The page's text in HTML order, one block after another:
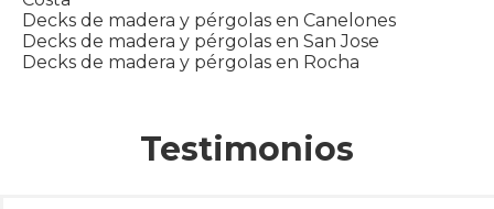
Decks de madera y pérgolas en Canelones
Decks de madera y pérgolas en San Jose
Decks de madera y pérgolas en Rocha
Testimonios